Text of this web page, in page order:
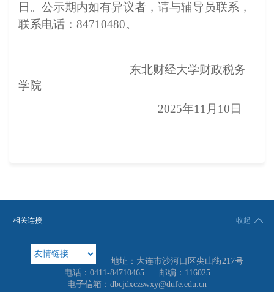
日。公示期内如有异议者，请与辅导员联系，
联系电话：84710480。
东北财经大学财政税务
学院
2025年11月10日
相关连接 收起
地址：大连市沙河口区尖山街217号
电话：0411-84710465
邮编：116025
电子信箱：dbcjdxczswxy@dufe.edu.cn